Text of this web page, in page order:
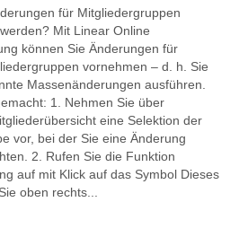
für Mitgliedergruppen
Mit Linear Online
können Sie Änderungen für
vornehmen – d. h. Sie
Massenänderungen ausführen.
1. Nehmen Sie über
eine Selektion der
vor, bei der Sie eine Änderung
2. Rufen Sie die Funktion
auf mit Klick auf das Symbol Dieses
oben rechts...